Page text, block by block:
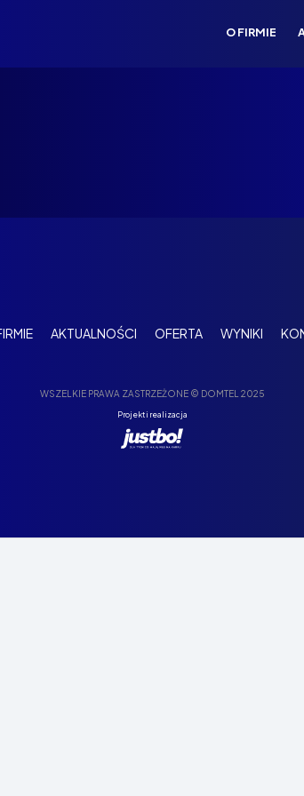
O FIRMIE
AKTUALNOŚCI OFERTA WYNIKI
WSZELKIE PRAWA ZASTRZEŻONE © DOMTEL 2025
Projekt i realizacja